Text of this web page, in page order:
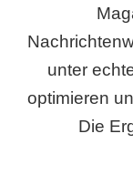
unter
optimieren
Die